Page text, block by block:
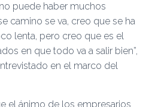
puede haber muchos
camino se va, creo que se ha
lenta, pero creo que es el
en que todo va a salir bien”,
en el marco del
el ánimo de los empresarios